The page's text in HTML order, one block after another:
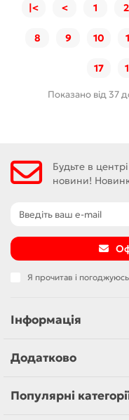
|< < 1 2
8 9 10
17
Показано від 37
Будьте в
новини!
Я прочитав і
Інформація
Додатково
Популярні